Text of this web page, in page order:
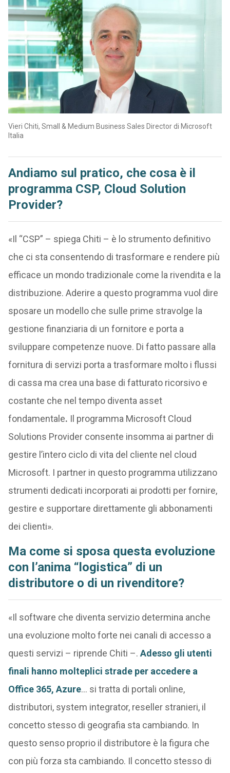
Vieri Chiti, Small & Medium Business Sales Director di Microsoft
Italia
Andiamo sul pratico, che cosa è il
programma CSP, Cloud Solution
Provider?
«Il “CSP” – spiega Chiti – è lo strumento definitivo
che ci sta consentendo di trasformare e rendere più
efficace un mondo tradizionale come la rivendita e la
distribuzione. Aderire a questo programma vuol dire
sposare un modello che sulle prime stravolge la
gestione finanziaria di un fornitore e porta a
sviluppare competenze nuove. Di fatto passare alla
fornitura di servizi porta a trasformare molto i flussi
di cassa ma crea una base di fatturato ricorsivo e
costante che nel tempo diventa asset
fondamentale. Il programma Microsoft Cloud
Solutions Provider consente insomma ai partner di
gestire l’intero ciclo di vita del cliente nel cloud
Microsoft. I partner in questo programma utilizzano
strumenti dedicati incorporati ai prodotti per fornire,
gestire e supportare direttamente gli abbonamenti
dei clienti».
Ma come si sposa questa evoluzione
con l’anima “logistica” di un
distributore o di un rivenditore?
«Il software che diventa servizio determina anche
una evoluzione molto forte nei canali di accesso a
questi servizi – riprende Chiti –. Adesso gli utenti
finali hanno molteplici strade per accedere a
Office 365, Azure… si tratta di portali online,
distributori, system integrator, reseller stranieri, il
concetto stesso di geografia sta cambiando. In
questo senso proprio il distributore è la figura che
con più forza sta cambiando. Il concetto stesso di